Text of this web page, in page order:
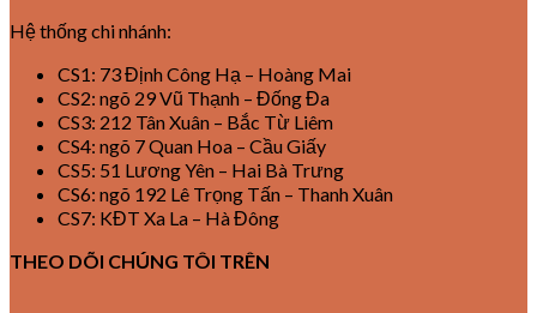
Hệ thống chi nhánh:
CS1: 73 Định Công Hạ – Hoàng Mai
CS2: ngõ 29 Vũ Thạnh – Đống Đa
CS3: 212 Tân Xuân – Bắc Từ Liêm
CS4: ngõ 7 Quan Hoa – Cầu Giấy
CS5: 51 Lương Yên – Hai Bà Trưng
CS6: ngõ 192 Lê Trọng Tấn – Thanh Xuân
CS7: KĐT Xa La – Hà Đông
THEO DÕI CHÚNG TÔI TRÊN